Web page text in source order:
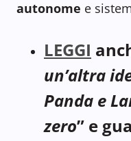
autonome e
LEGGI
un’altra
Panda e
zero” e